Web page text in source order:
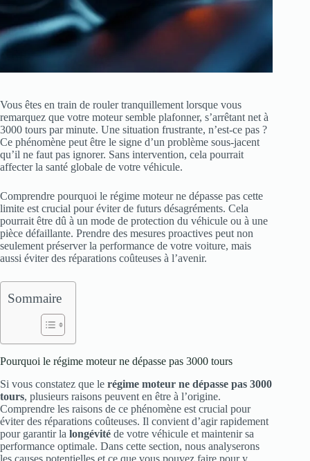
Vous êtes en train de rouler tranquillement lorsque vous
remarquez que votre moteur semble plafonner, s’arrêtant net à
3000 tours par minute. Une situation frustrante, n’est-ce pas ?
Ce phénomène peut être le signe d’un problème sous-jacent
qu’il ne faut pas ignorer. Sans intervention, cela pourrait
affecter la santé globale de votre véhicule.
Comprendre pourquoi le régime moteur ne dépasse pas cette
limite est crucial pour éviter de futurs désagréments. Cela
pourrait être dû à un mode de protection du véhicule ou à une
pièce défaillante. Prendre des mesures proactives peut non
seulement préserver la performance de votre voiture, mais
aussi éviter des réparations coûteuses à l’avenir.
Sommaire
Pourquoi le régime moteur ne dépasse pas 3000 tours
Si vous constatez que le régime moteur ne dépasse pas 3000
tours, plusieurs raisons peuvent en être à l’origine.
Comprendre les raisons de ce phénomène est crucial pour
éviter des réparations coûteuses. Il convient d’agir rapidement
pour garantir la longévité de votre véhicule et maintenir sa
performance optimale. Dans cette section, nous analyserons
les causes potentielles et ce que vous pouvez faire pour y